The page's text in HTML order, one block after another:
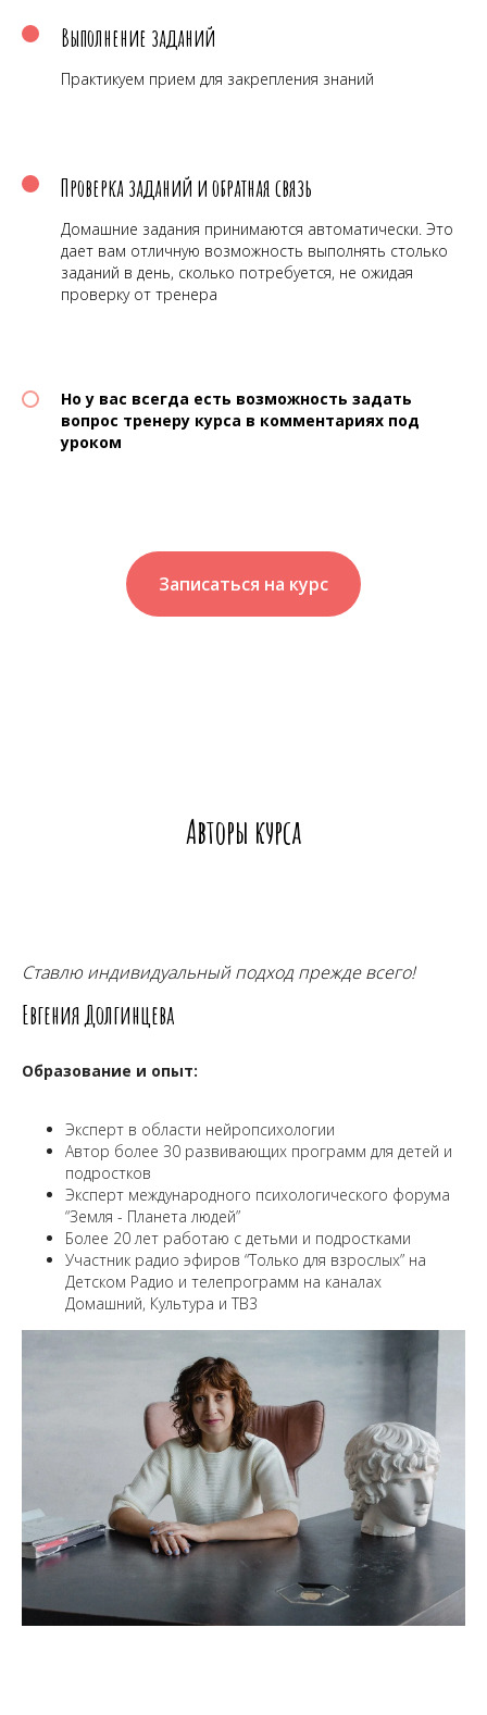
Выполнение заданий
Практикуем прием для закрепления знаний
Проверка заданий и обратная связь
Домашние задания принимаются автоматически. Это
дает вам отличную возможность выполнять столько
заданий в день, сколько потребуется, не ожидая
проверку от тренера
Но у вас всегда есть возможность задать
вопрос тренеру курса в комментариях под
уроком
Записаться на курс
Авторы курса
Ставлю индивидуальный подход прежде всего!
Евгения Долгинцева
Образование и опыт:
Эксперт в области нейропсихологии
Автор более 30 развивающих программ для детей и
подростков
Эксперт международного психологического форума
“Земля - Планета людей”
Более 20 лет работаю с детьми и подростками
Участник радио эфиров “Только для взрослых” на
Детском Радио и телепрограмм на каналах
Домашний, Культура и ТВ3